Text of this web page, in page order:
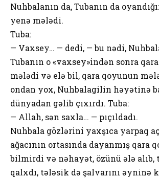
Nuhbalanın da, Tubanın da
yenə mələdi.
Tuba:
— Vaxsey… — dedi, — bu nədi,
Tubanın o «vaxsey»indən sonra
mələdi və elə bil, qara qoyunun
ondan yox, Nuhbalagilin həyətinə
dünyadan gəlib çıxırdı. Tuba:
— Allah, sən saxla… — pıçıldadı.
Nuhbala gözlərini yaxşıca yarpaq
ağacının ortasında dayanmış qara
bilmirdi və nəhayət, özünü ələ alıb,
qalxdı, tələsik də şalvarını əyninə